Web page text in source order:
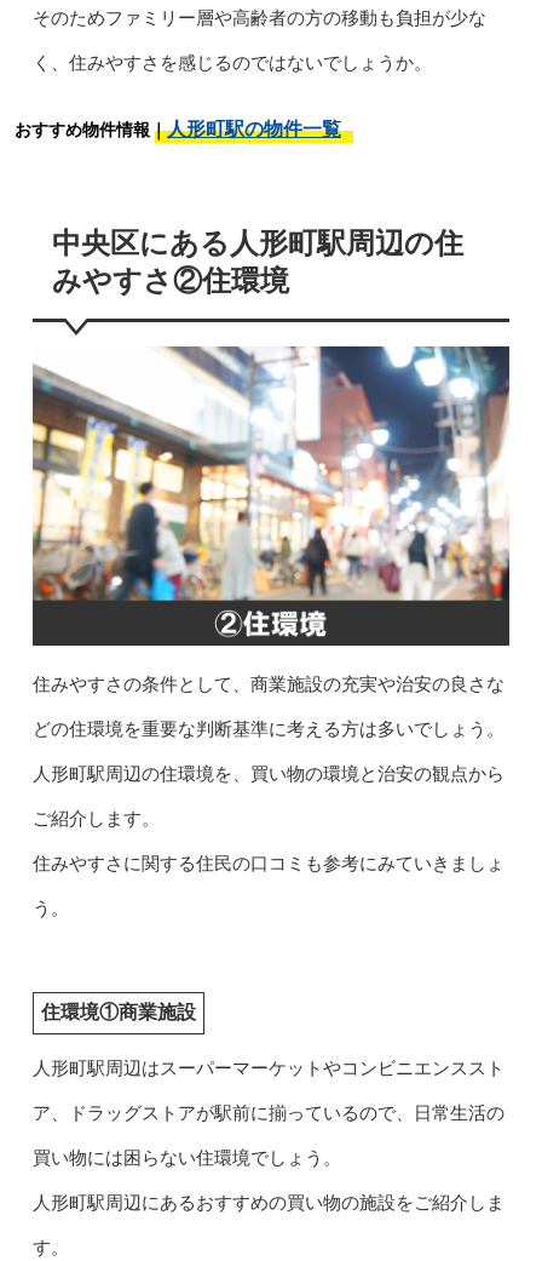
そのためファミリー層や高齢者の方の移動も負担が少な
く、住みやすさを感じるのではないでしょうか。
おすすめ物件情報｜人形町駅の物件一覧
中央区にある人形町駅周辺の住
みやすさ②住環境
住みやすさの条件として、商業施設の充実や治安の良さな
どの住環境を重要な判断基準に考える方は多いでしょう。
人形町駅周辺の住環境を、買い物の環境と治安の観点から
ご紹介します。
住みやすさに関する住民の口コミも参考にみていきましょ
う。
住環境①商業施設
人形町駅周辺はスーパーマーケットやコンビニエンススト
ア、ドラッグストアが駅前に揃っているので、日常生活の
買い物には困らない住環境でしょう。
人形町駅周辺にあるおすすめの買い物の施設をご紹介しま
す。